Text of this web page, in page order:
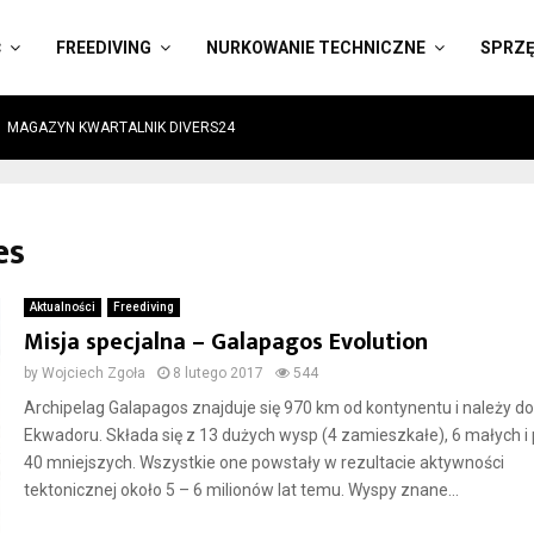
FREEDIVING NURKOWANIE TECHNICZNE
MAGAZYN KWARTALNIK DIVERS24
Aktualności Freediving
Misja specjalna – Galapagos Evolution
by Wojciech Zgoła 8 lutego 2017 544
Archipelag Galapagos znajduje się 970 km od kontynentu i należy do
Ekwadoru. Składa się z 13 dużych wysp (4 zamieszkałe), 6 małych i
40 mniejszych. Wszystkie one powstały w rezultacie aktywności
tektonicznej około 5 – 6 milionów lat temu. Wyspy znane...